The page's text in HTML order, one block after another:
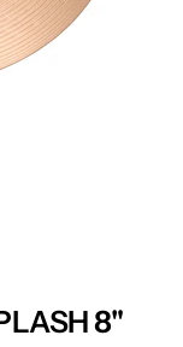
8"